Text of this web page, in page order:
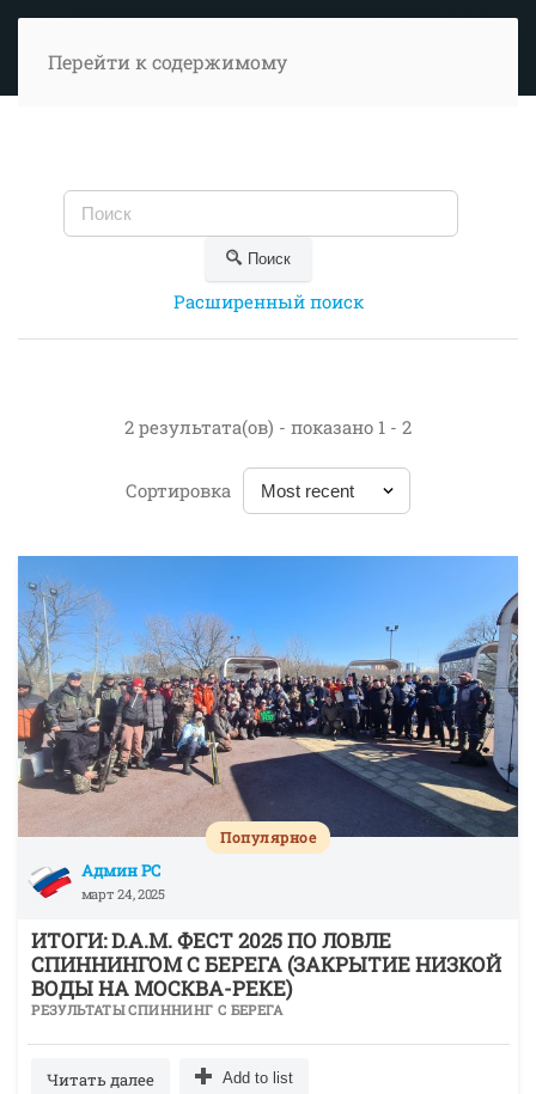
Перейти к содержимому
Поиск
Расширенный поиск
2 результата(ов) - показано 1 - 2
Сортировка
Админ РС
март 24, 2025
Популярное
ИТОГИ: D.A.M. ФЕСТ 2025 ПО ЛОВЛЕ
СПИННИНГОМ С БЕРЕГА (ЗАКРЫТИЕ НИЗКОЙ
ВОДЫ НА МОСКВА-РЕКЕ)
РЕЗУЛЬТАТЫ СПИННИНГ С БЕРЕГА
Читать далее Add to list